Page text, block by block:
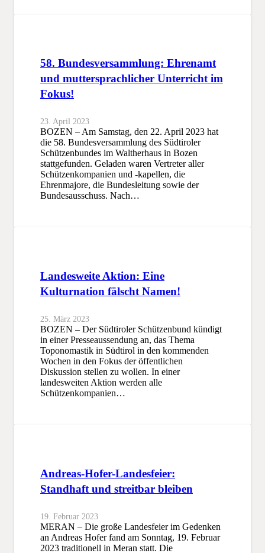
58. Bundesversammlung: Ehrenamt
und muttersprachlicher Unterricht im
Fokus!
23. April 2023
BOZEN – Am Samstag, den 22. April 2023 hat
die 58. Bundesversammlung des Südtiroler
Schützenbundes im Waltherhaus in Bozen
stattgefunden. Geladen waren Vertreter aller
Schützenkompanien und -kapellen, die
Ehrenmajore, die Bundesleitung sowie der
Bundesausschuss. Nach…
Landesweite Aktion: Eine
Kulturnation fälscht Namen!
25. März 2023
BOZEN – Der Südtiroler Schützenbund kündigt
in einer Presseaussendung an, das Thema
Toponomastik in Südtirol in den kommenden
Wochen in den Fokus der öffentlichen
Diskussion stellen zu wollen. In einer
landesweiten Aktion werden alle
Schützenkompanien…
Andreas-Hofer-Landesfeier:
Standhaft und streitbar bleiben
19. Februar 2023
MERAN – Die große Landesfeier im Gedenken
an Andreas Hofer fand am Sonntag, 19. Februar
2023 traditionell in Meran statt. Die